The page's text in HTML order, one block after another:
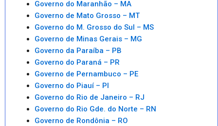
Governo do Maranhão – MA
Governo de Mato Grosso – MT
Governo do M. Grosso do Sul – MS
Governo de Minas Gerais – MG
Governo da Paraíba – PB
Governo do Paraná – PR
Governo de Pernambuco – PE
Governo do Piauí – PI
Governo do Rio de Janeiro – RJ
Governo do Rio Gde. do Norte – RN
Governo de Rondônia – RO